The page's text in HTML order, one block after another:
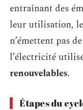
entraînant des
leur utilisation,
n’émettent pas
l’électricité
renouvelables.
Étapes du